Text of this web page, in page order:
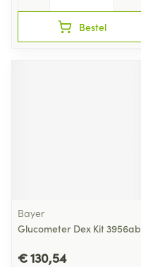
Bestel
Bayer
Glucometer Dex Kit 3956ab
€ 130,54